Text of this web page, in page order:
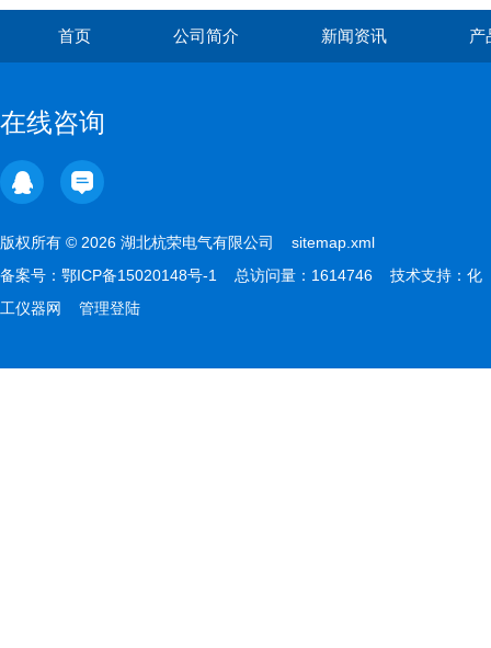
首页 公司简介 新闻资讯 产
在线咨询
版权所有 © 2026 湖北杭荣电气有限公司 sitemap.xml
备案号： 鄂ICP备15020148号-1 总访问量：1614746 技术支持： 化
工仪器网
管理登陆